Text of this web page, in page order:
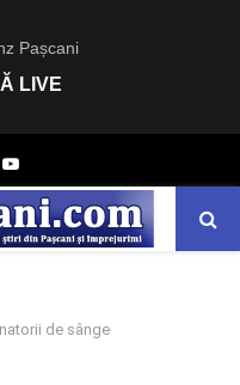
Pașcani
LIVE
Youtube
de sânge